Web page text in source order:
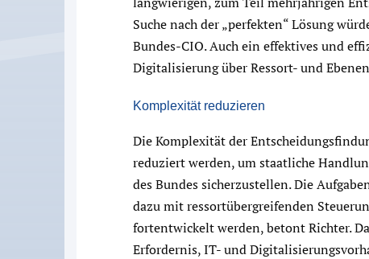
Suche nach der „perfekten“ Lösung
Bundes-CIO. Auch ein effektives und
Digitalisierung über Ressort- und
Komplexität reduzieren
Die Komplexität der
reduziert werden, um staatliche
des Bundes sicherzustellen. Die
dazu mit ressortübergreifenden
fortentwickelt werden, betont Richter.
Erfordernis, IT- und